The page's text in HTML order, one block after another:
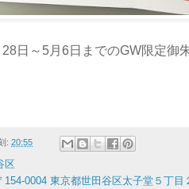
日～5月6日までのGW限定御
: 20:55
区
154-0004 東京都世田谷区太子堂５丁目